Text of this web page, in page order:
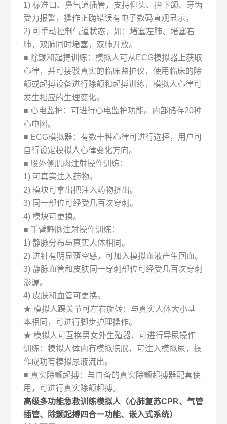
1) 标准口、鼻气道插管，支持仰头、抬下颌、牙齿
受力报警，操作正确错误有电子数码直观显示。
2) 可手动控制气道状态，如：堵塞左肺、堵塞右
肺，双肺同时堵塞，双肺开放。
■ 除颤和起搏训练：模拟人可从ECG模拟器上获取
心律，并可接驳真实的临床监护仪，使用临床的除
颤或起搏设备进行除颤和起搏训练，模拟人心律可
发生相应的生理变化。
■ 心电监护：可进行心电监护功能。内部储存20种
心电图。
■ ECG模拟器：有数十种心律可进行选择，用户可
自行设定模拟人心律变化方向。
■ 股外侧肌肉注射操作训练：
1) 可真实注入药物。
2) 模块可拿出把注入药物挤出。
3) 同一部位可经受几百次穿刺。
4) 模块可更换。
■ 手臂静脉注射操作训练：
1) 静脉分布与真实人体相同。
2) 进针有明显落空感，可加入模拟血液产生回血。
3) 静脉血管和皮肤同一穿刺部位可经受几百次穿刺
渗漏。
4) 皮肤和血管可更换。
★ 模拟人踝关节可左右旋转：与真实人体大小基
本相同，可进行脚步护理操作。
★ 模拟人可互换男女外生殖器，可进行导尿操作
训练：模拟人体内有模拟膀胱，可注入模拟尿，操
作成功有模拟尿液流出。
■ 真实除颤起搏：与自备的真实除颤起搏器配套使
用，可进行真实除颤起搏。
高级多功能急救训练模拟人（心肺复苏CPR、气管
插管、除颤起搏四合一功能、嵌入式系统）